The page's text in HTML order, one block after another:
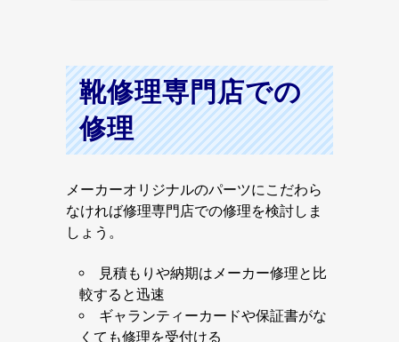
靴修理専門店での
修理
メーカーオリジナルのパーツにこだわら
なければ修理専門店での修理を検討しま
しょう。
見積もりや納期はメーカー修理と比
較すると迅速
ギャランティーカードや保証書がな
くても修理を受付ける